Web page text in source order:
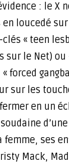
: le X
loucedé sur
« teen
sur le Net)
forced
sur les
en un
femme, ses
Mack,